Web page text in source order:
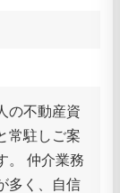
の不動産資
常駐しご案
。 仲介業務
多く、自信